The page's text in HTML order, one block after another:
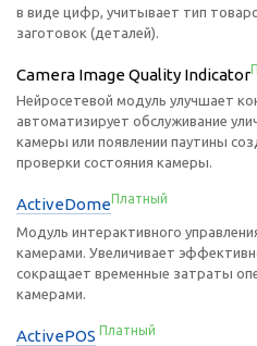
в виде цифр, учитывает тип
заготовок (деталей).
Camera Image Quality Indicator
Нейросетевой модуль улучшает
автоматизирует обслуживание
камеры или появлении паутины
проверки состояния камеры.
ActiveDomeПлатный
Модуль интерактивного
камерами. Увеличивает
сокращает временные затраты
камерами.
ActivePOS Платный